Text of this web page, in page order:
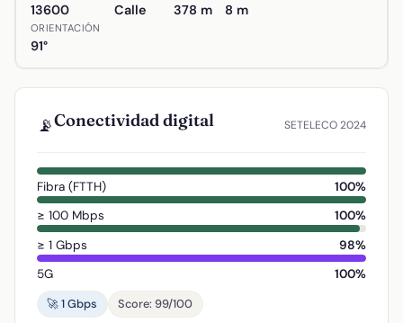
13600 Calle 378 m 8 m
ORIENTACIÓN
91°
📡Conectividad digital SETELECO 2024
Fibra (FTTH)
100%
≥ 100 Mbps
100%
≥ 1 Gbps
98%
5G
100%
🚀 1 Gbps
Score: 99/100